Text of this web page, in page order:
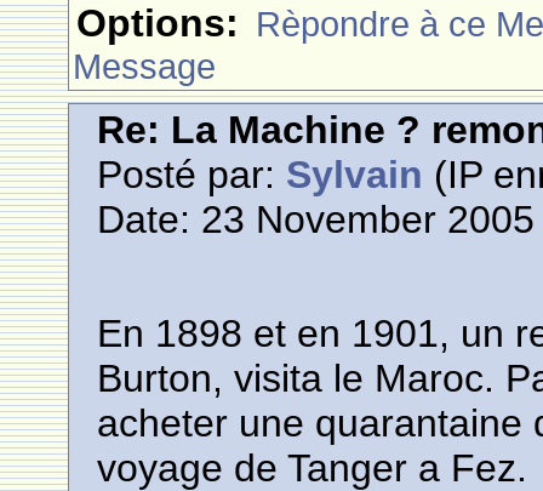
Options: Rèpondre à ce
Message
Re: La Machine ?
Posté par: Sylvain (IP
Date: 23 November
En 1898 et en 1901, un
Burton, visita le Maroc.
acheter une quarantaine
voyage de Tanger a Fez.